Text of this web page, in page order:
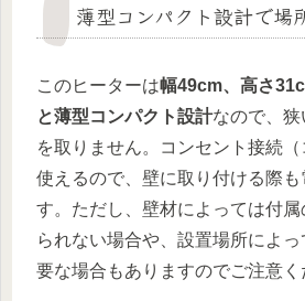
薄型コンパクト設計で場
このヒーターは幅49cm、高さ
と薄型コンパクト設計なので、
を取りません。コンセント接続
使えるので、壁に取り付ける際
す。ただし、壁材によっては付
られない場合や、設置場所によ
要な場合もありますのでご注意く